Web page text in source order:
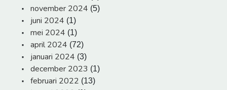
november 2024 (5)
juni 2024 (1)
mei 2024 (1)
april 2024 (72)
januari 2024 (3)
december 2023 (1)
februari 2022 (13)